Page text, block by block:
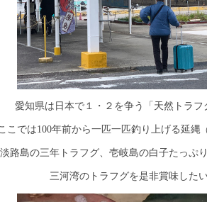
愛知県は日本で１・２を争う「天然トラフ
こでは100年前から一匹一匹釣り上げる延縄
淡路島の三年トラフグ、壱岐島の白子たっぷ
三河湾のトラフグを是非賞味した